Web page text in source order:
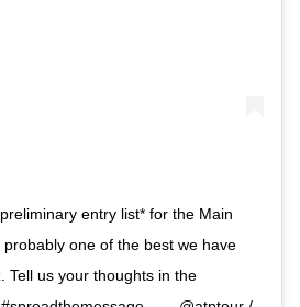
entry list* for the Main
one of the best we have
Tell us your thoughts in the